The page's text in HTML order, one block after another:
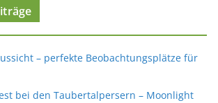
– perfekte Beobachtungsplätze für
bei den Taubertalpersern – Moonlight